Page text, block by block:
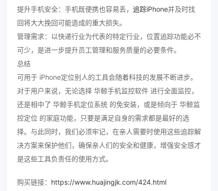
提升手机安全：手机既便携也容易丢， 追踪iPhone并及时找
回将大大挽回可能造成的重大损失。
管理需求：以快递行业为代表的特定行业，位置追踪功能必不
可少，是进一步提升员工管理和服务质量的必要条件。
总结
可用于 iPhone定位别人的工具会随着科技的发展不断进步。
对于用户来说，无论选择 华鲸手机监控软件 进行全面监控，
还是相中了 华鲸手机定位系统 的免安装，或是倾向于 华鲸监
控定位 的家庭功能，只要是满足自身的需求都是最好的选
择。与此同时，我们必须牢记，在亲人需要时使用这些追踪解
决方案来保护他们，确保亲人们的安全和健康，增强安全感才
是这些工具负责任的使用方式。
购买链接： https://www.huajingjk.com/424.html